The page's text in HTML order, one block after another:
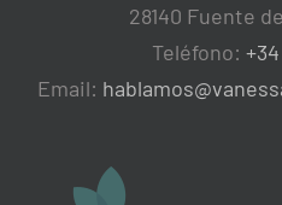
28140 Fuente
Teléfono:
Email: